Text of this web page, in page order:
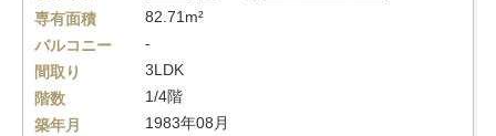
専有面積
82.71m²
バルコニー
-
間取り
3LDK
階数
1/4階
築年月
1983年08月